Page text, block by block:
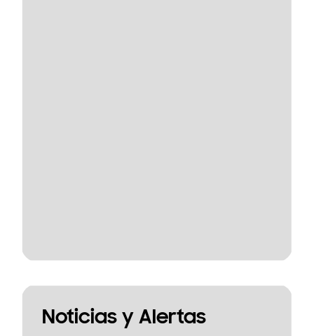
Noticias y Alertas